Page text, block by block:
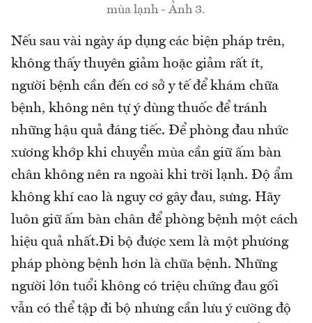
mùa lạnh - Ảnh 3.
Nếu sau vài ngày áp dụng các biện pháp trên,
không thấy thuyên giảm hoặc giảm rất ít,
người bệnh cần đến cơ sở y tế để khám chữa
bệnh, không nên tự ý dùng thuốc để tránh
những hậu quả đáng tiếc. Để phòng đau nhức
xương khớp khi chuyển mùa cần giữ ấm bàn
chân không nên ra ngoài khi trời lạnh. Độ ẩm
không khí cao là nguy cơ gây đau, sưng. Hãy
luôn giữ ấm bàn chân để phòng bệnh một cách
hiệu quả nhất.Đi bộ được xem là một phương
pháp phòng bệnh hơn là chữa bệnh. Những
người lớn tuổi không có triệu chứng đau gối
vẫn có thể tập đi bộ nhưng cần lưu ý cường độ